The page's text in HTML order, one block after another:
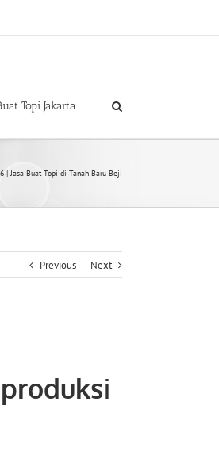
Topi Jakarta
| Jasa Buat Topi di Tanah Baru Beji
Previous Next